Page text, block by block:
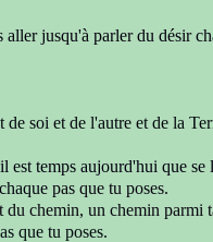
aller jusqu'à parler du désir
de soi et de l'autre et de la
il est temps aujourd'hui que se
pas que tu poses.
du chemin, un chemin parmi
que tu poses.